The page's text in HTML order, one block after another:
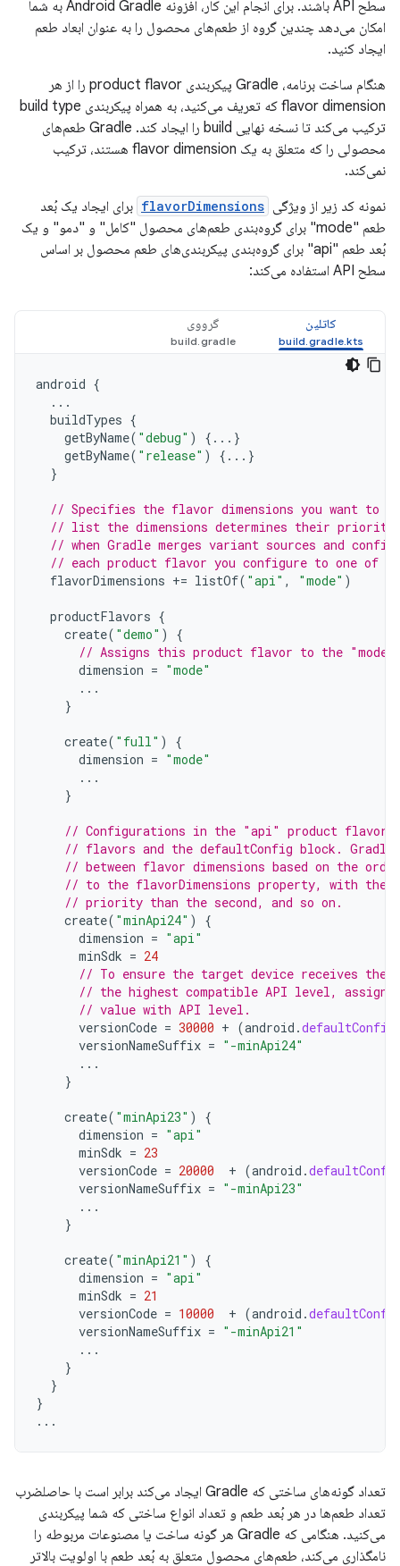
سطح API باشند. برای انجام این کار، افزونه Android Gradle به شما
امکان می‌دهد چندین گروه از طعم‌های محصول را به عنوان ابعاد طعم
ایجاد کنید.
هنگام ساخت برنامه، Gradle پیکربندی product flavor را از هر
flavor dimension که تعریف می‌کنید، به همراه پیکربندی build type
ترکیب می‌کند تا نسخه نهایی build را ایجاد کند. Gradle طعم‌های
محصولی را که متعلق به یک flavor dimension هستند، ترکیب
نمی‌کند.
نمونه کد زیر از ویژگی flavorDimensions برای ایجاد یک بُعد
طعم "mode" برای گروه‌بندی طعم‌های محصول "کامل" و "دمو" و یک
بُعد طعم "api" برای گروه‌بندی پیکربندی‌های طعم محصول بر اساس
سطح API استفاده می‌کند:
کاتلین گرووی
android {
...
buildTypes {
getByName( "debug" )
{...}
getByName( "release" )
{...}
}
// Specifies the flavor dimensions you want to
// list the dimensions determines their
// when Gradle merges variant sources and
// each product flavor you configure to one of
flavorDimensions += listOf( "api" , "mode" )
productFlavors {
create( "demo" )
{
// Assigns this product flavor to the "mode"
dimension = "mode"
...
}
create( "full" )
{
dimension = "mode"
...
}
// Configurations in the "api" product flavors
// flavors and the defaultConfig block.
// between flavor dimensions based on the
// to the flavorDimensions property, with the
// priority than the second, and so on.
create( "minApi24" )
{
dimension = "api"
minSdk = 24
// To ensure the target device receives the
// the highest compatible API level, assign
// value with API level.
versionCode = 30000 + (android .defaultConfig
versionNameSuffix = "-minApi24"
...
}
create( "minApi23" )
{
dimension = "api"
minSdk = 23
versionCode = 20000 + (android .
versionNameSuffix = "-minApi23"
...
}
create( "minApi21" )
{
dimension = "api"
minSdk = 21
versionCode = 10000 + (android .
versionNameSuffix = "-minApi21"
...
}
}
}
...
تعداد گونه‌های ساختی که Gradle ایجاد می‌کند برابر است با حاصلضرب
تعداد طعم‌ها در هر بُعد طعم و تعداد انواع ساختی که شما پیکربندی
می‌کنید. هنگامی که Gradle هر گونه ساخت یا مصنوعات مربوطه را
نامگذاری می‌کند، طعم‌های محصول متعلق به بُعد طعم با اولویت بالاتر